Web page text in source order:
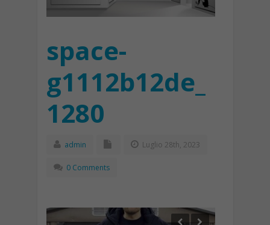
space-
g1112b12de_
1280
admin Luglio 28th, 2023
0 Comments